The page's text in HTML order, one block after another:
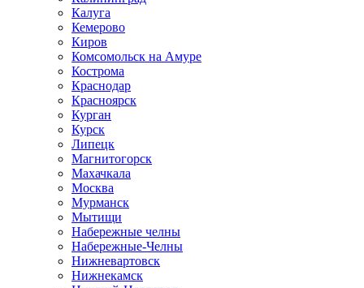
Калуга
Кемерово
Киров
Комсомольск на Амуре
Кострома
Краснодар
Красноярск
Курган
Курск
Липецк
Магнитогорск
Махачкала
Москва
Мурманск
Мытищи
Набережные челны
Набережные-Челны
Нижневартовск
Нижнекамск